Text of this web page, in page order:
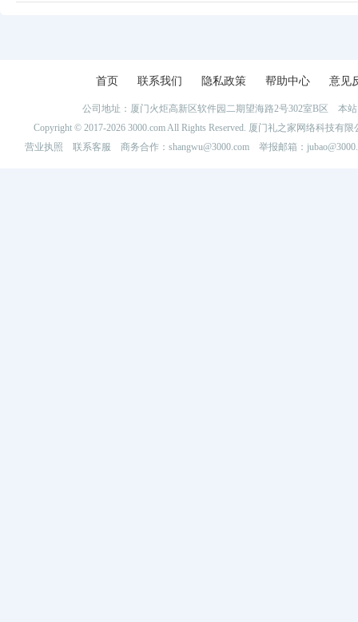
首页 联系我们 隐私政策 帮助中心 意见
公司地址：厦门火炬高新区软件园二期望海路2号302室B区 本
Copyright © 2017-2026 3000.com All Rights Reserved. 厦门礼之家网络科技
营业执照
联系客服 商务合作：shangwu@3000.com 举报邮箱：